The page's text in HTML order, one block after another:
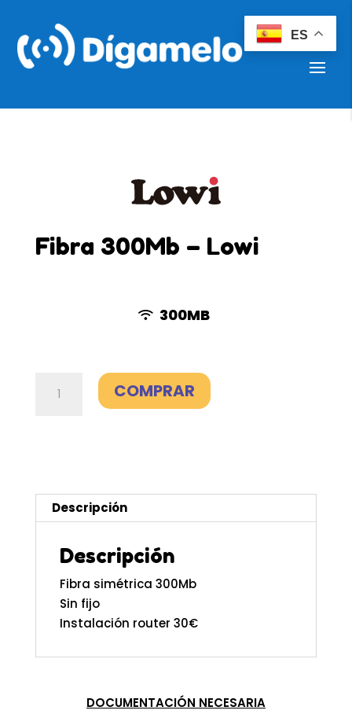
Fibra 300Mb – Lowi
300MB
300Mb
COMPRAR
Descripción
Descripción
Fibra simétrica 300Mb
Sin fijo
Instalación router 30€
DOCUMENTACIÓN NECESARIA
ES